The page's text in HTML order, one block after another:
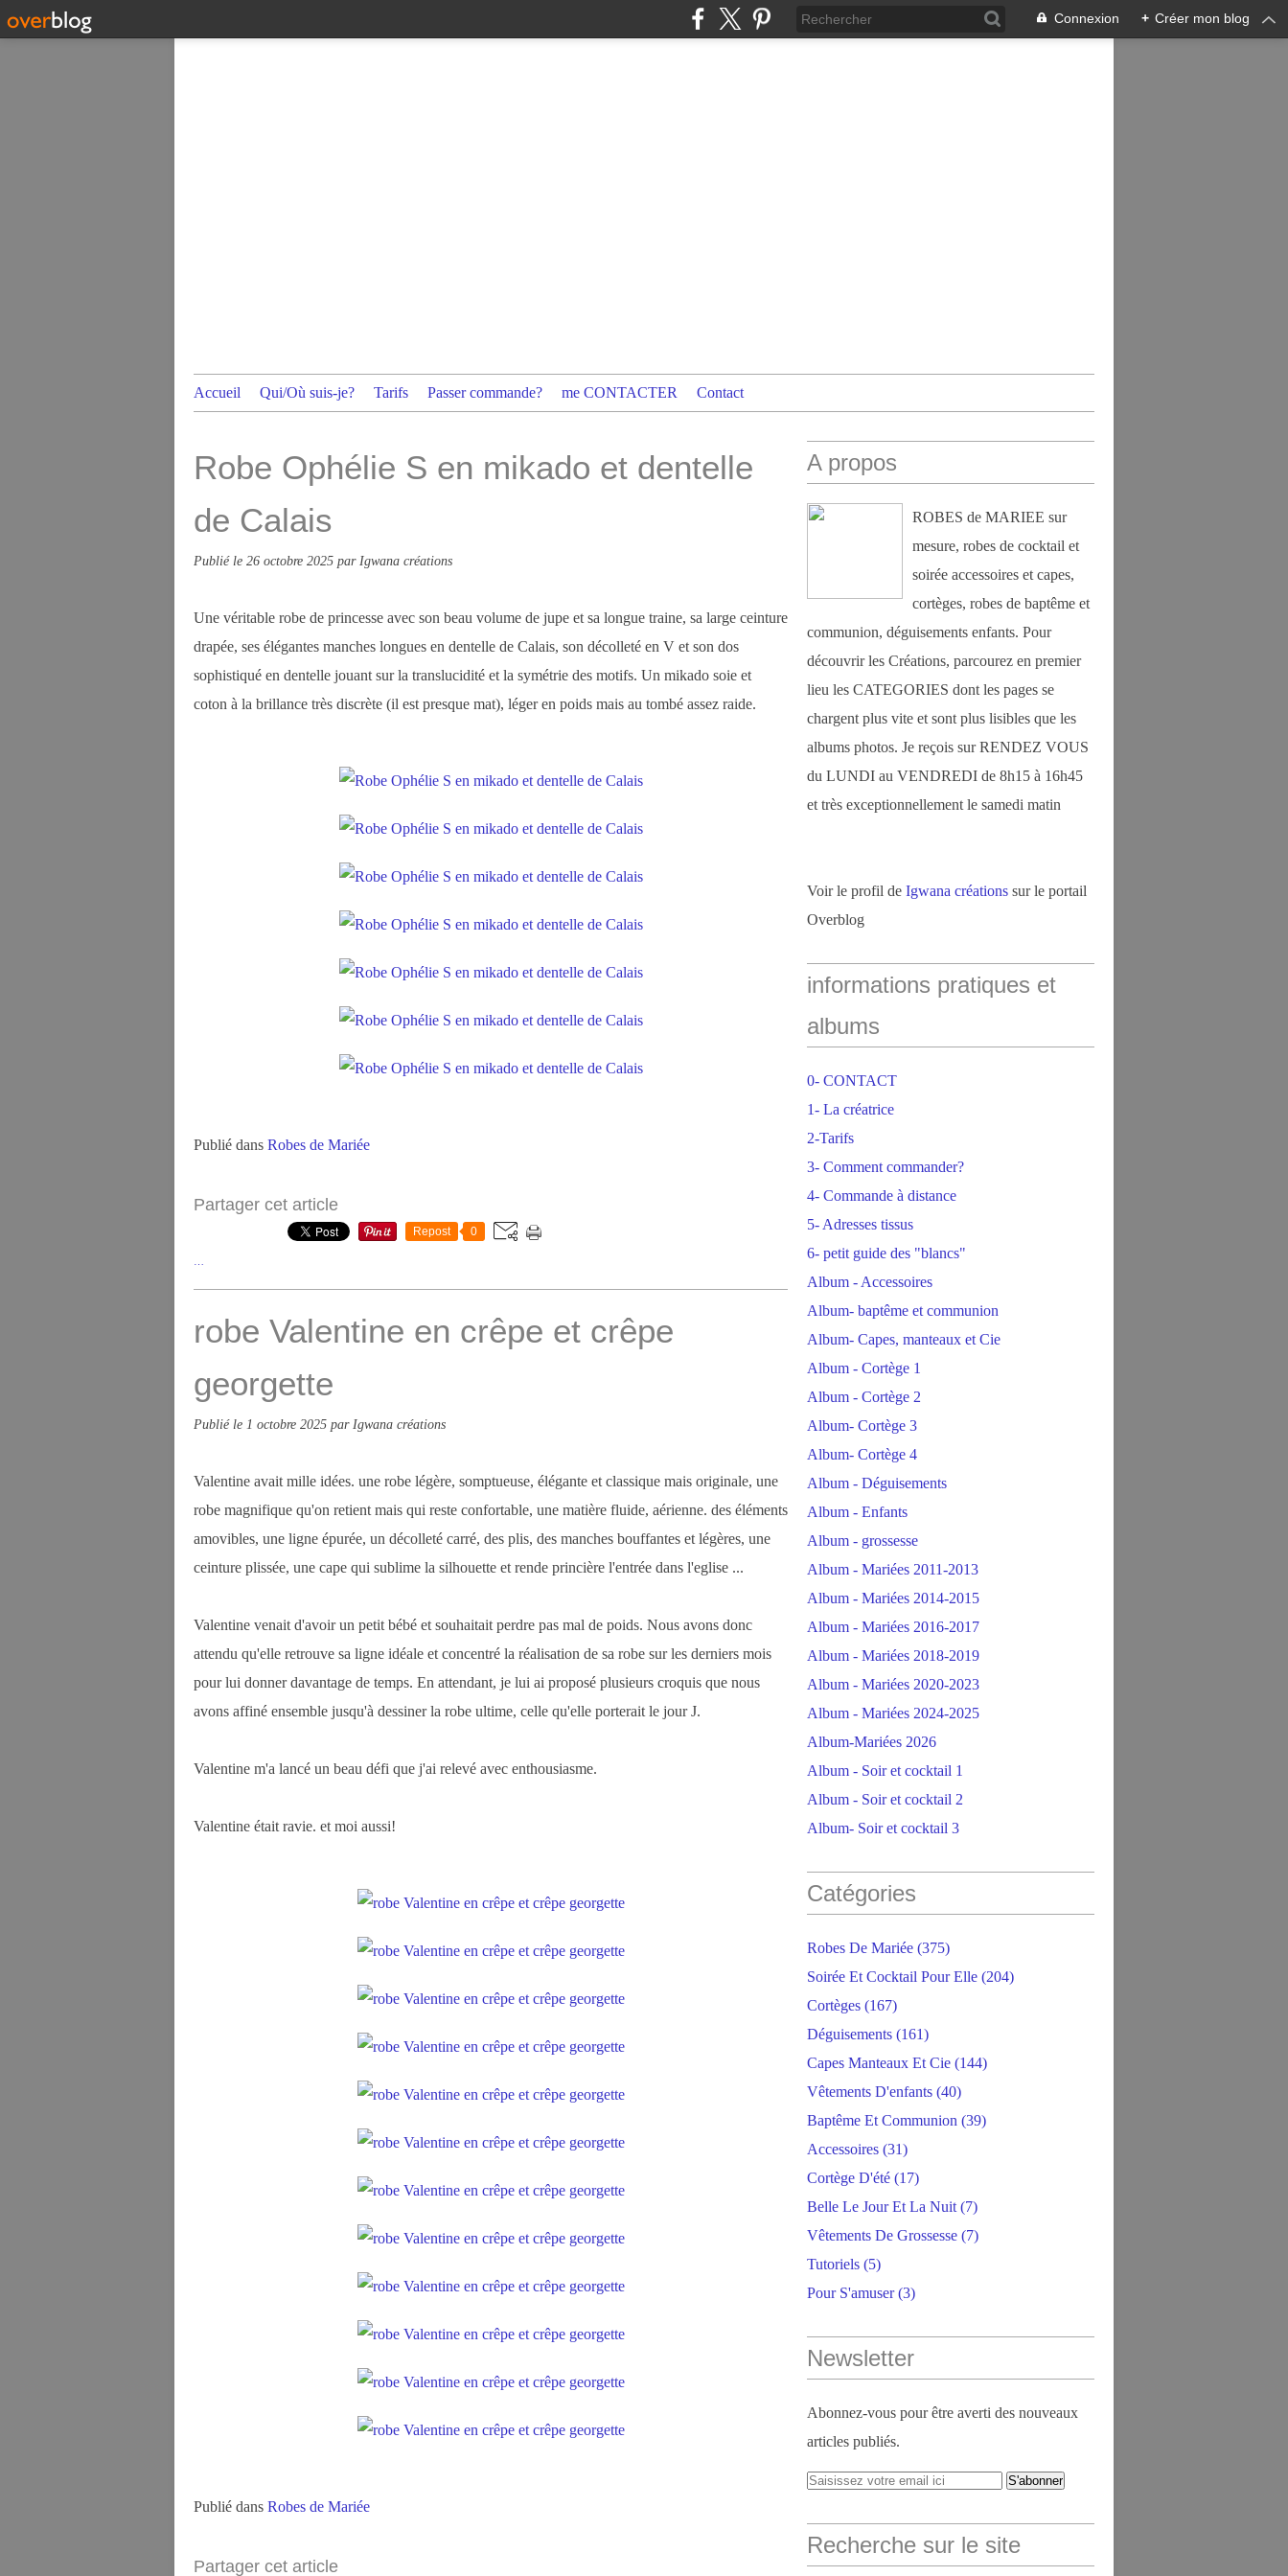
Connexion + Créer mon blog
Accueil Qui/Où suis-je? Tarifs Passer commande? me CONTACTER Contact
Robe Ophélie S en mikado et dentelle
de Calais
Publié le 26 octobre 2025 par Igwana créations
Une véritable robe de princesse avec son beau volume de jupe et sa longue traine, sa large ceinture
drapée, ses élégantes manches longues en dentelle de Calais, son décolleté en V et son dos
sophistiqué en dentelle jouant sur la translucidité et la symétrie des motifs. Un mikado soie et
coton à la brillance très discrète (il est presque mat), léger en poids mais au tombé assez raide.
Publié dans Robes de Mariée
Partager cet article
Repost 0
robe Valentine en crêpe et crêpe
georgette
Publié le 1 octobre 2025 par Igwana créations
Valentine avait mille idées. une robe légère, somptueuse, élégante et classique mais originale, une
robe magnifique qu'on retient mais qui reste confortable, une matière fluide, aérienne. des éléments
amovibles, une ligne épurée, un décolleté carré, des plis, des manches bouffantes et légères, une
ceinture plissée, une cape qui sublime la silhouette et rende princière l'entrée dans l'eglise ...
Valentine venait d'avoir un petit bébé et souhaitait perdre pas mal de poids. Nous avons donc
attendu qu'elle retrouve sa ligne idéale et concentré la réalisation de sa robe sur les derniers mois
pour lui donner davantage de temps. En attendant, je lui ai proposé plusieurs croquis que nous
avons affiné ensemble jusqu'à dessiner la robe ultime, celle qu'elle porterait le jour J.
Valentine m'a lancé un beau défi que j'ai relevé avec enthousiasme.
Valentine était ravie. et moi aussi!
Publié dans Robes de Mariée
Partager cet article
A propos
ROBES de MARIEE sur
mesure, robes de cocktail et
soirée accessoires et capes,
cortèges, robes de baptême et
communion, déguisements enfants. Pour
découvrir les Créations, parcourez en premier
lieu les CATEGORIES dont les pages se
chargent plus vite et sont plus lisibles que les
albums photos. Je reçois sur RENDEZ VOUS
du LUNDI au VENDREDI de 8h15 à 16h45
et très exceptionnellement le samedi matin
Voir le profil de Igwana créations sur le portail
Overblog
informations pratiques et
albums
0- CONTACT
1- La créatrice
2-Tarifs
3- Comment commander?
4- Commande à distance
5- Adresses tissus
6- petit guide des "blancs"
Album - Accessoires
Album- baptême et communion
Album- Capes, manteaux et Cie
Album - Cortège 1
Album - Cortège 2
Album- Cortège 3
Album- Cortège 4
Album - Déguisements
Album - Enfants
Album - grossesse
Album - Mariées 2011-2013
Album - Mariées 2014-2015
Album - Mariées 2016-2017
Album - Mariées 2018-2019
Album - Mariées 2020-2023
Album - Mariées 2024-2025
Album-Mariées 2026
Album - Soir et cocktail 1
Album - Soir et cocktail 2
Album- Soir et cocktail 3
Catégories
Robes De Mariée (375)
Soirée Et Cocktail Pour Elle (204)
Cortèges (167)
Déguisements (161)
Capes Manteaux Et Cie (144)
Vêtements D'enfants (40)
Baptême Et Communion (39)
Accessoires (31)
Cortège D'été (17)
Belle Le Jour Et La Nuit (7)
Vêtements De Grossesse (7)
Tutoriels (5)
Pour S'amuser(3)
Newsletter
Abonnez-vous pour être averti des nouveaux
articles publiés.
Recherche sur le site